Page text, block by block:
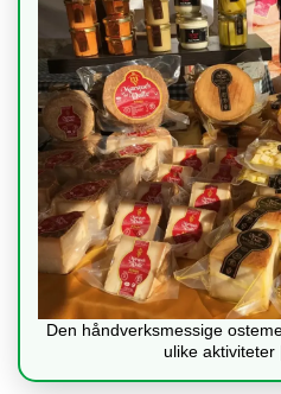
Den håndverksmessige
ulike aktiviteter